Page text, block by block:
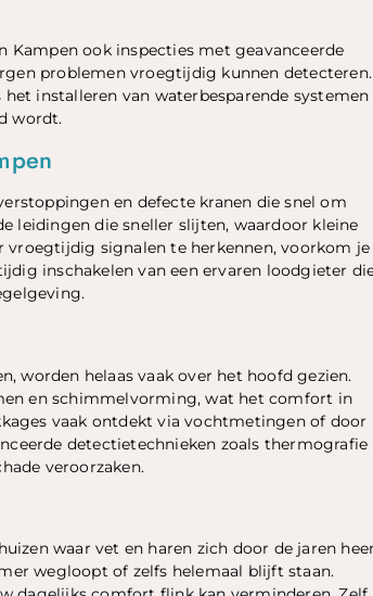
Kampen ook inspecties met geavanceerde
problemen vroegtijdig kunnen detecteren.
installeren van waterbesparende
wordt.
en defecte kranen die snel om
leidingen die sneller slijten, waardoor kleine
signalen te herkennen, voorkom je
inschakelen van een ervaren loodgieter
worden helaas vaak over het hoofd gezien.
en schimmelvorming, wat het comfort in
vaak ontdekt via vochtmetingen of door
detectietechnieken zoals thermografie
veroorzaken.
waar vet en haren zich door de jaren
wegloopt of zelfs helemaal blijft staan.